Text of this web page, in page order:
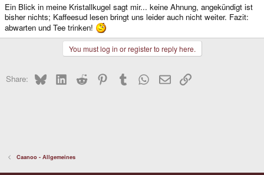
Ein Blick in meine Kristallkugel sagt mir... keine Ahnung, angekündigt ist
bisher nichts; Kaffeesud lesen bringt uns leider auch nicht weiter. Fazit:
abwarten und Tee trinken!
You must log in or register to reply here.
Share: BlueskyLinkedInReddit PinterestTumblr WhatsApp
EmailLink
Caanoo - Allgemeines